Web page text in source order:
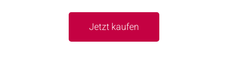
Jetzt kaufen